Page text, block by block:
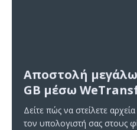
Αποστολή
GB μέσω
Δείτε πώς να στείλετε
τον υπολογιστή σας στους